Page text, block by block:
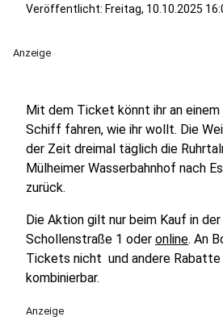
Veröffentlicht: Freitag, 10.10.2025
Anzeige
Mit dem Ticket könnt ihr an
Schiff fahren, wie ihr wollt. Die
der Zeit dreimal täglich die
Mülheimer Wasserbahnhof nach
zurück.
Die Aktion gilt nur beim Kauf in
Schollenstraße 1 oder online. An
Tickets nicht und andere Rabatte
kombinierbar.
Anzeige